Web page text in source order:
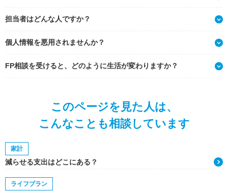
担当者はどんな人ですか？
個人情報を悪用されませんか？
FP相談を受けると、どのように生活が変わりますか？
このページを見た人は、
こんなことも相談しています
家計
減らせる支出はどこにある？
ライフプラン